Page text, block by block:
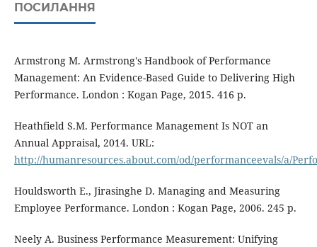
ПОСИЛАННЯ
Armstrong M. Armstrong's Handbook of Performance
Management: An Evidence-Based Guide to Delivering High
Performance. London : Kogan Page, 2015. 416 p.
Heathfield S.M. Performance Management Is NOT an
Annual Appraisal, 2014. URL:
http://humanresources.about.com/od/performanceevals/a/
Houldsworth E., Jirasinghe D. Managing and Measuring
Employee Performance. London : Kogan Page, 2006. 245 p.
Neely A. Business Performance Measurement: Unifying